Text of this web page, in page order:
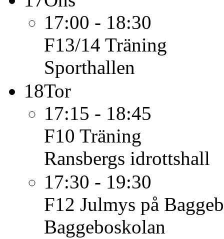
17:00 - 18:30
F13/14 Träning
Sporthallen
18Tor
17:15 - 18:45
F10 Träning
Ransbergs idrottshall
17:30 - 19:30
F12 Julmys på
Baggeboskolan